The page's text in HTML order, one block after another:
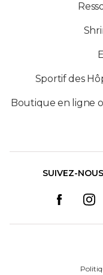
Sportif des
Boutique en ligne
SUIVEZ-